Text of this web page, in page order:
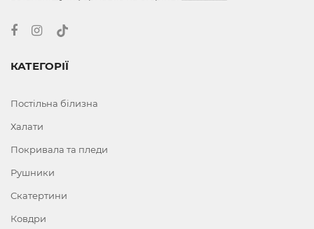
КАТЕГОРІЇ
Постільна білизна
Халати
Покривала та пледи
Рушники
Скатертини
Ковдри